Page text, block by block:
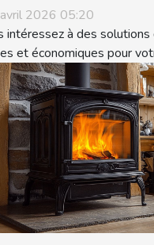
2026 05:20
intéressez à des solutions
et économiques pour